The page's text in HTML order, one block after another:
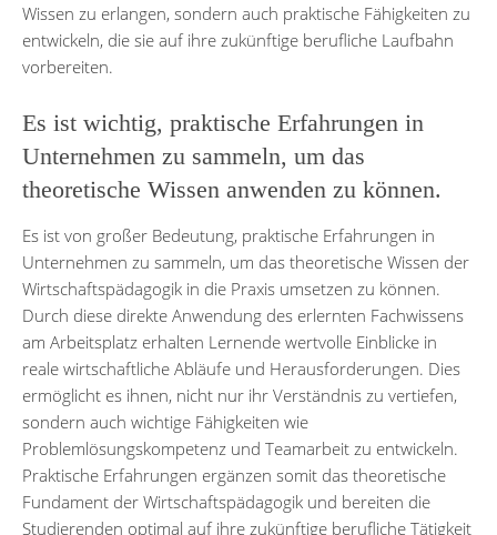
Wissen zu erlangen, sondern auch praktische Fähigkeiten zu
entwickeln, die sie auf ihre zukünftige berufliche Laufbahn
vorbereiten.
Es ist wichtig, praktische Erfahrungen in
Unternehmen zu sammeln, um das
theoretische Wissen anwenden zu können.
Es ist von großer Bedeutung, praktische Erfahrungen in
Unternehmen zu sammeln, um das theoretische Wissen der
Wirtschaftspädagogik in die Praxis umsetzen zu können.
Durch diese direkte Anwendung des erlernten Fachwissens
am Arbeitsplatz erhalten Lernende wertvolle Einblicke in
reale wirtschaftliche Abläufe und Herausforderungen. Dies
ermöglicht es ihnen, nicht nur ihr Verständnis zu vertiefen,
sondern auch wichtige Fähigkeiten wie
Problemlösungskompetenz und Teamarbeit zu entwickeln.
Praktische Erfahrungen ergänzen somit das theoretische
Fundament der Wirtschaftspädagogik und bereiten die
Studierenden optimal auf ihre zukünftige berufliche Tätigkeit